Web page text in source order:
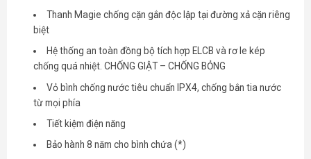
Thanh Magie chống cặn gắn độc lập tại đường xả cặn riêng
biệt
Hệ thống an toàn đồng bộ tích hợp ELCB và rơ le kép
chống quá nhiệt. CHỐNG GIẬT – CHỐNG BỎNG
Vỏ bình chống nước tiêu chuẩn IPX4, chống bắn tia nước
từ mọi phía
Tiết kiệm điện năng
Bảo hành 8 năm cho bình chứa (*)